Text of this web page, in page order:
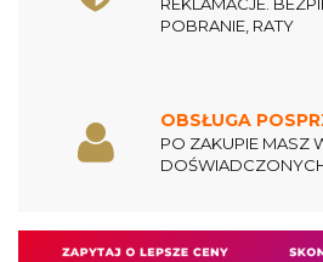
POBRANIE, RATY
OBSŁUGA
PO ZAKUPIE MASZ